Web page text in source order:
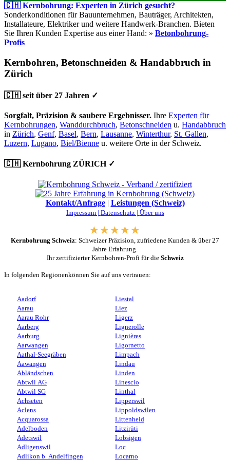
🇨🇭 Kernbohrung: Experten in Zürich gesucht?
Sonderkonditionen für Bauunternehmen, Bauträger, Architekten,
Installateure, Elektriker und weitere Handwerk-Branchen. Bieten
Sie Ihren Kunden Expertise aus einer Hand: » Betonbohrung-
Profis
Kernbohren, Betonschneiden & Handabbruch in
Zürich
🇨🇭 seit über 27 Jahren ✓
Sorgfalt, Präzision & saubere Ergebnisser. Ihre Experten für
Kernbohrungen, Wanddurchbruch, Betonschneiden u. Handabbruch
in Zürich, Genf, Basel, Bern, Lausanne, Winterthur, St. Gallen,
Luzern, Lugano, Biel/Bienne u. weitere Orte in der Schweiz.
🇨🇭 Kernbohrung ZÜRICH ✓
Kontakt/Anfrage| Leistungen (Schweiz)
Impressum | Datenschutz | Über uns
Kernbohrung Schweiz: Schweizer Präzision, zufriedene Kunden & über 27
Jahre Erfahrung.
Ihr zertifizierter Kernbohren-Profi für die Schweiz
In folgenden Regionenkönnen Sie auf uns vertrauen:
Aadorf
Aarau
Aarau Rohr
Aarberg
Aarburg
Aarwangen
Aathal-Seegräben
Aawangen
Abländschen
Abtwil AG
Abtwil SG
Achseten
Aclens
Acquarossa
Adelboden
Adetswil
Adligenswil
Adlikon b. Andelfingen
Liestal
Liez
Ligerz
Lignerolle
Lignières
Ligornetto
Limpach
Lindau
Linden
Linescio
Linthal
Lipperswil
Lippoldswilen
Littenheid
Litzirüti
Lobsigen
Loc
Locarno